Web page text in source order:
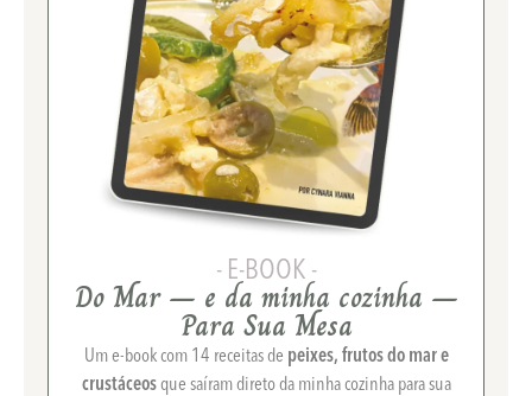
- E-BOOK -
Do Mar – e da minha cozinha –
Para Sua Mesa
Um e-book com 14 receitas de peixes, frutos do mar e
crustáceosque saíram direto da minha cozinha para sua